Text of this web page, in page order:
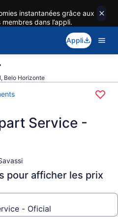
instantanées grâce aux
dans l’appli.
Appli
Belo Horizonte
Service -
pour afficher les prix
- Oficial